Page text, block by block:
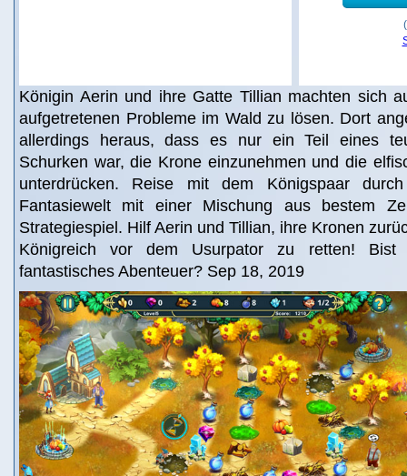
Königin Aerin und ihre Gatte Tillian machten sich
aufgetretenen Probleme im Wald zu lösen. Dort
allerdings heraus, dass es nur ein Teil eines
Schurken war, die Krone einzunehmen und die
unterdrücken. Reise mit dem Königspaar
Fantasiewelt mit einer Mischung aus bestem
Strategiespiel. Hilf Aerin und Tillian, ihre Kronen
Königreich vor dem Usurpator zu retten!
fantastisches Abenteuer? Sep 18, 2019